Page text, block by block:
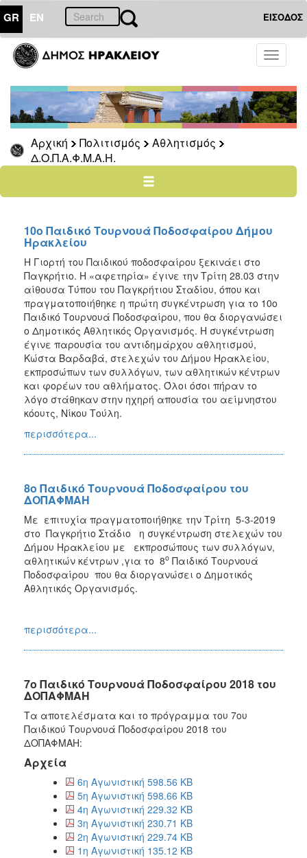
GR EN ΕΙΣΟΔΟΣ
Toggle
Αρχική Πολιτισμός
Αθλητισμός
Δ.Ο.Π.Α.Φ.Μ.Α.Η.
ΠΟΛΙΤΙΣΜΟΣ
Ποδήλατα
Ο
ΔΗΜΟΣ
ΑΝΘΕΚΤΙΚΗ
ΠΟΛΗ
10ο Παιδικό Τουρνουά Ποδοσφαίρου Δήμου
Ηρακλείου
Η Γιορτή του Παιδικού ποδοσφαίρου ξεκινάει στο
Παγκρήτιο. Η «αφετηρία» έγινε την Τρίτη 28.03 στην
αίθουσα Τύπου του Παγκρήτιου Σταδίου, όπου και
πραγματοποιήθηκε η πρώτη συγκέντρωση για το 10ο
Παιδικό Τουρνουά Ποδοσφαίρου, που θα διοργανώσει
ο Δημοτικός Αθλητικός Οργανισμός. Η συγκέντρωση
έγινε παρουσία του αντιδημάρχου αθλητισμού,
Κώστα Βαρδαβά, στελεχών του Δήμου Ηρακλείου,
εκπροσώπων των συλλόγων, των αθλητικών κέντρων
και φορέων του αθλήματος. Όλοι όσοι πήραν το
λόγο στάθηκαν στην ηχηρή απουσία του αείμνηστου
κόουτς, Νίκου Τούλη.
περισσότερα...
8ο Παιδικό Τουρνουά Ποδοσφαίρου του
ΔΟΠΑΦΜΑΗ
Με επιτυχία πραγματοποιήθηκε την Τρίτη 5-3-2019
στο Παγκρήτιο Στάδιο η συγκέντρωση στελεχών του
Δήμου Ηρακλείου με εκπροσώπους των συλλόγων,
αθλητικών κέντρων ,για το 8ο Παιδικό Τουρνουά
Ποδοσφαίρου που θα διοργανώσει ο Δημοτικός
Αθλητικός Οργανισμός.
περισσότερα...
7ο Παιδικό Τουρνουά Ποδοσφαίρου 2018 του
ΔΟΠΑΦΜΑΗ
Τα αποτελέσματα και το πρόγραμμα του 7ου
Παιδικού Τουρνουά Ποδοσφαίρου 2018 του
ΔΟΠΑΦΜΑΗ:
Αρχεία
6η Αγωνιστική 598.56 KB
5η Αγωνιστική 598.66 KB
4η Αγωνιστική 229.32 KB
3η Αγωνιστική 230.71 KB
2η Αγωνιστική 229.74 KB
1η Αγωνιστική 135.12 KB